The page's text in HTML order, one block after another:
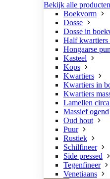
Bekijk alle
Boekvorm
Dosse
Dosse in
Half kwartiers
Hongaarse
Kasteel
Kops
Kwartiers
Kwartiers in
Kwartiers
Lamellen
Massief ogend
Oud hout
Puur
Rustiek
Schilfineer
Side pressed
Tegenfineer
Venetiaans